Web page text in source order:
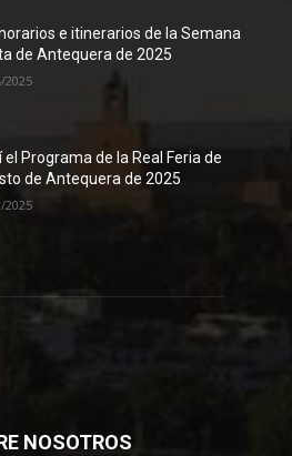
horarios e itinerarios de la Semana
de Antequera de 2025
2025
el Programa de la Real Feria de
de Antequera de 2025
2025
NOSOTROS